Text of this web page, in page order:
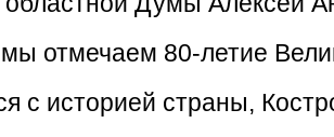
мы отмечаем 80-летие
с историей страны,